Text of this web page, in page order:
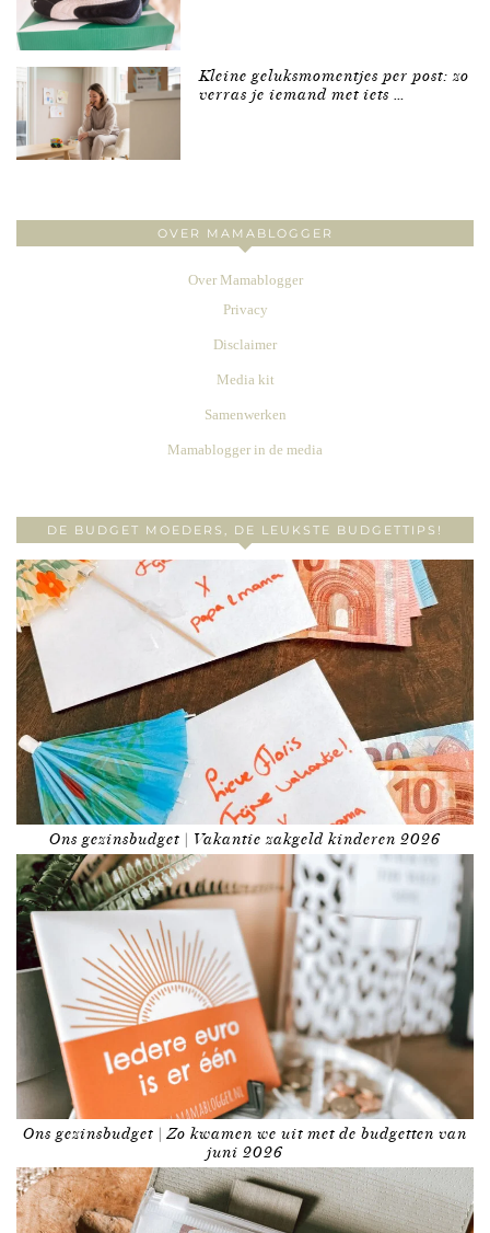
Kleine geluksmomentjes per post: zo
verras je iemand met iets …
OVER MAMABLOGGER
Over Mamablogger
Privacy
Disclaimer
Media kit
Samenwerken
Mamablogger in de media
DE BUDGET MOEDERS, DE LEUKSTE BUDGETTIPS!
Ons gezinsbudget | Vakantie zakgeld kinderen 2026
Ons gezinsbudget | Zo kwamen we uit met de budgetten van
juni 2026